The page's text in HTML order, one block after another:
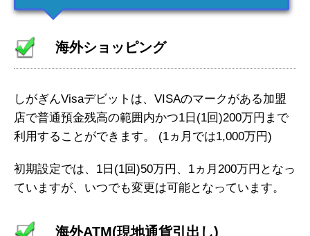
海外ショッピング
しがぎんVisaデビットは、VISAのマークがある加盟
店で普通預金残高の範囲内かつ1日(1回)200万円まで
利用することができます。 (1ヵ月では1,000万円)
初期設定では、1日(1回)50万円、1ヵ月200万円となっ
ていますが、いつでも変更は可能となっています。
海外ATM(現地通貨引出し)